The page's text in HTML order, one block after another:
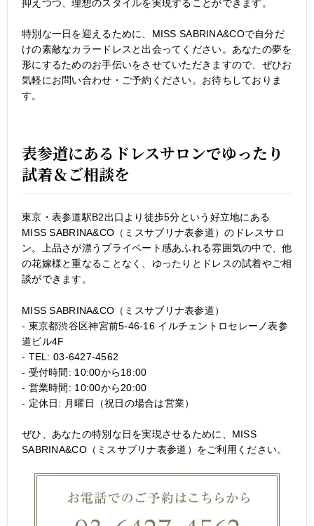
抑えつつ、理想のスタイルを実現することができます。
特別な一日を迎えるために、MISS SABRINA&COで自分だ
けの素敵なカラードレスと出会ってください。あなたの夢を
形にするためのお手伝いをさせていただきますので、ぜひお
気軽にお問い合わせ・ご予約ください。お待ちしておりま
す。
表参道にあるドレスサロンでゆったり
試着＆ご相談を
東京・表参道駅B2出口より徒歩5分という好立地にある
MISS SABRINA&CO（ミスサブリナ表参道）のドレスサロ
ン。上品さが漂うプライベート感あふれる雰囲気の中で、他
の花嫁様と重なることなく、ゆったりとドレスの試着やご相
談ができます。
MISS SABRINA&CO（ミスサブリナ表参道）
- 東京都渋谷区神宮前5-46-16 イルチェントロセレーノ表参
道ビル4F
- TEL: 03-6427-4562
- 受付時間: 10:00から18:00
- 営業時間: 10:00から20:00
- 定休日: 月曜日（祝日の場合は営業）
ぜひ、あなたの特別な日を実現させるために、MISS
SABRINA&CO（ミスサブリナ表参道）をご利用ください。